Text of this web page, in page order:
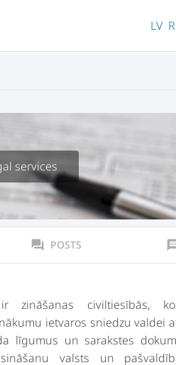
LV
services
forum POSTS
civiltiesībās,
ietvaros sniedzu valdei
līgumus un sarakstes
valsts un